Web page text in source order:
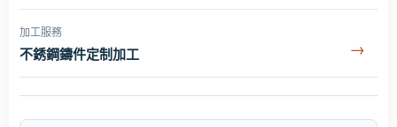
加工服務
不銹鋼鑄件定制加工 →